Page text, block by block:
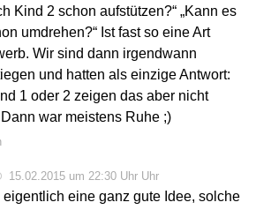
Kind 2 schon aufstützen?“ „Kann es
umdrehen?“ Ist fast so eine Art
Wir sind dann irgendwann
und hatten als einzige Antwort:
1 oder 2 zeigen das aber nicht
Dann war meistens Ruhe ;)
15.02.2015 um 22:30 Uhr Uhr
eigentlich eine ganz gute Idee, solche